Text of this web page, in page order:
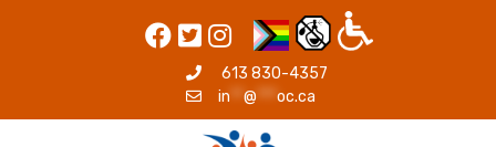
613 830-4357
in ** @***oc.ca